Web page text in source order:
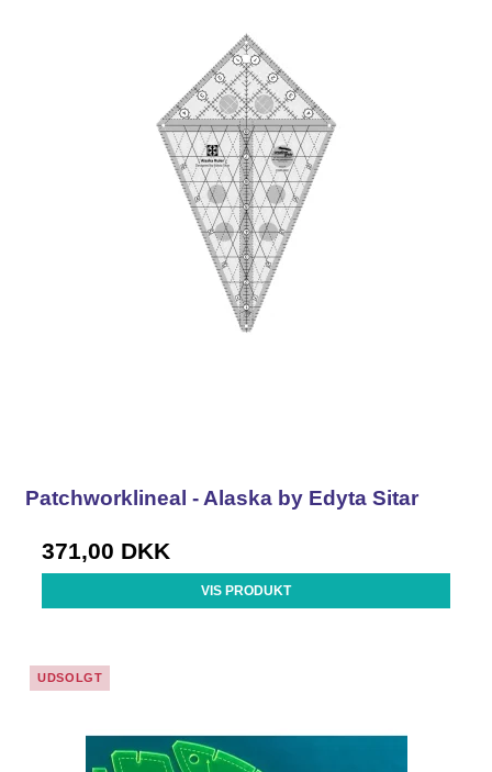
Patchworklineal - Alaska by Edyta Sitar
371,00 DKK
VIS PRODUKT
UDSOLGT